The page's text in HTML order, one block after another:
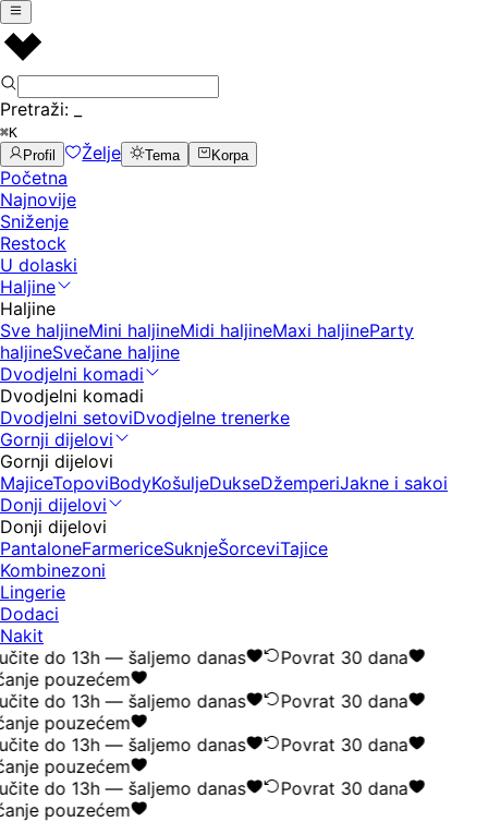
Pretraži:
⌘K
Profil
Želje Tema Korpa
Početna
Najnovije
Sniženje
Restock
U dolaski
Haljine
Haljine
Sve haljineMini haljineMidi haljineMaxi haljineParty
haljineSvečane haljine
Dvodjelni komadi
Dvodjelni komadi
Dvodjelni setoviDvodjelne trenerke
Gornji dijelovi
Gornji dijelovi
MajiceTopoviBodyKošuljeDukseDžemperiJakne i sakoi
Donji dijelovi
Donji dijelovi
PantaloneFarmericeSuknjeŠorceviTajice
Kombinezoni
Lingerie
Dodaci
Nakit
do 13h — šaljemo danas
Povrat 30 dana
pouzećem
do 13h — šaljemo danas
Povrat 30 dana
pouzećem
do 13h — šaljemo danas
Povrat 30 dana
pouzećem
do 13h — šaljemo danas
Povrat 30 dana
pouzećem